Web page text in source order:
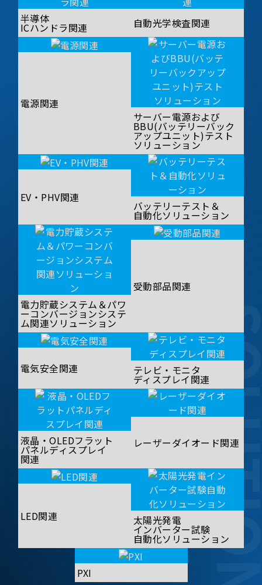
半導体
ICハンドラ関連 自動光学検査関連
電源関連
サーバー電源および
BBU(バッテリーバック
アップユニット)テスト
ソリューション
EV・PHV関連
バッテリーテスト＆
自動化ソリューション
電力貯蔵システム＆パワ
ーコンバージョンシステ
ム関連ソリューション
受動部品関連
電気安全関連 テレビ・モニタ
ディスプレイ関連
液晶・OLEDフラット
パネルディスプレイ
関連
レーザーダイオード関連
LED関連 太陽光発電
インバーター試験
自動化ソリューション
PXI